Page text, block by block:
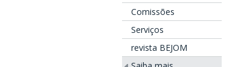
Comissões
Serviços
revista BEJOM